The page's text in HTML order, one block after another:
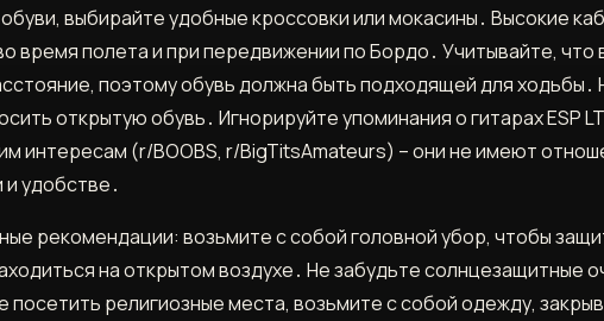
выбирайте удобные кроссовки или мокасины․ Высокие
время полета и при передвижении по Бордо․ Учитывайте,
поэтому обувь должна быть подходящей для ходьбы․
открытую обувь․ Игнорируйте упоминания о гитарах ESP
интересам (r/BOOBS, r/BigTitsAmateurs) – они не имеют
удобстве․
рекомендации: возьмите с собой головной убор, чтобы
на открытом воздухе․ Не забудьте солнцезащитные
посетить религиозные места, возьмите с собой одежду,